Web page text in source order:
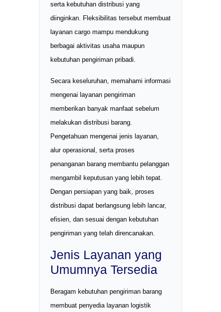
serta kebutuhan distribusi yang
diinginkan. Fleksibilitas tersebut membuat
layanan cargo mampu mendukung
berbagai aktivitas usaha maupun
kebutuhan pengiriman pribadi.
Secara keseluruhan, memahami informasi
mengenai layanan pengiriman
memberikan banyak manfaat sebelum
melakukan distribusi barang.
Pengetahuan mengenai jenis layanan,
alur operasional, serta proses
penanganan barang membantu pelanggan
mengambil keputusan yang lebih tepat.
Dengan persiapan yang baik, proses
distribusi dapat berlangsung lebih lancar,
efisien, dan sesuai dengan kebutuhan
pengiriman yang telah direncanakan.
Jenis Layanan yang
Umumnya Tersedia
Beragam kebutuhan pengiriman barang
membuat penyedia layanan logistik